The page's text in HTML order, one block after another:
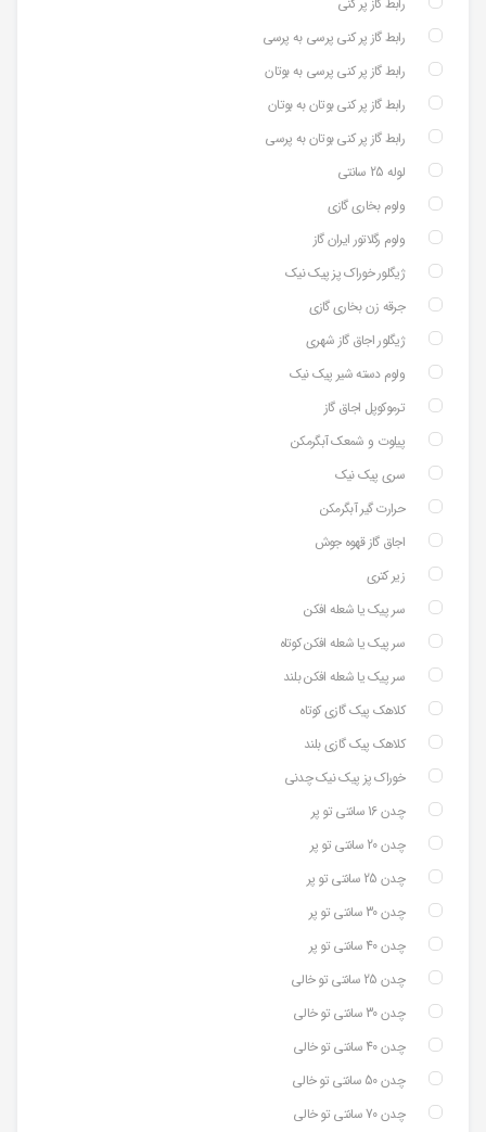
رابط گاز پر کنی پرسی به پرسی
رابط گاز پر کنی پرسی به بوتان
رابط گاز پر کنی بوتان به بوتان
رابط گاز پر کنی بوتان به پرسی
لوله 25 سانتی
ولوم بخاری گازی
ولوم رگلاتور ایران گاز
ژیگلور خوراک پز پیک نیک
جرقه زن بخاری گازی
ژیگلور اجاق گاز شهری
ولوم دسته شیر پیک نیک
ترموکوپل اجاق گاز
پیلوت و شمعک آبگرمکن
سری پیک نیک
حرارت گیر آبگرمکن
اجاق گاز قهوه جوش
زیر کتری
سر پیک یا شعله افکن
سر پیک یا شعله افکن کوتاه
سر پیک یا شعله افکن بلند
کلاهک پیک گازی کوتاه
کلاهک پیک گازی بلند
خوراک پز پیک نیک چدنی
چدن 16 سانتی تو پر
چدن 20 سانتی تو پر
چدن 25 سانتی تو پر
چدن 30 سانتی تو پر
چدن 40 سانتی تو پر
چدن 25 سانتی تو خالی
چدن 30 سانتی تو خالی
چدن 40 سانتی تو خالی
چدن 50 سانتی تو خالی
چدن 70 سانتی تو خالی